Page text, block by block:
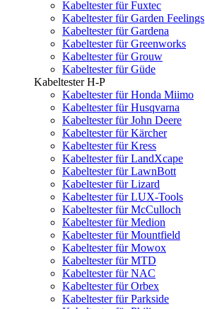
Kabeltester für Fuxtec
Kabeltester für Garden Feelings
Kabeltester für Gardena
Kabeltester für Greenworks
Kabeltester für Grouw
Kabeltester für Güde
Kabeltester H-P
Kabeltester für Honda Miimo
Kabeltester für Husqvarna
Kabeltester für John Deere
Kabeltester für Kärcher
Kabeltester für Kress
Kabeltester für LandXcape
Kabeltester für LawnBott
Kabeltester für Lizard
Kabeltester für LUX-Tools
Kabeltester für McCulloch
Kabeltester für Medion
Kabeltester für Mountfield
Kabeltester für Mowox
Kabeltester für MTD
Kabeltester für NAC
Kabeltester für Orbex
Kabeltester für Parkside